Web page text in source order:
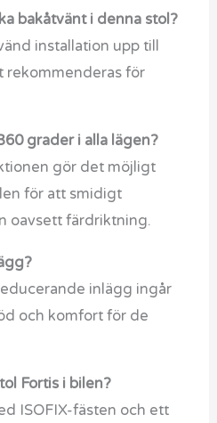
bakåtvänt i denna stol?
installation upp till
rekommenderas för
grader i alla lägen?
gör det möjligt
för att smidigt
oavsett färdriktning.
inlägg ingår
och komfort för de
Fortis i bilen?
ISOFIX-fästen och ett